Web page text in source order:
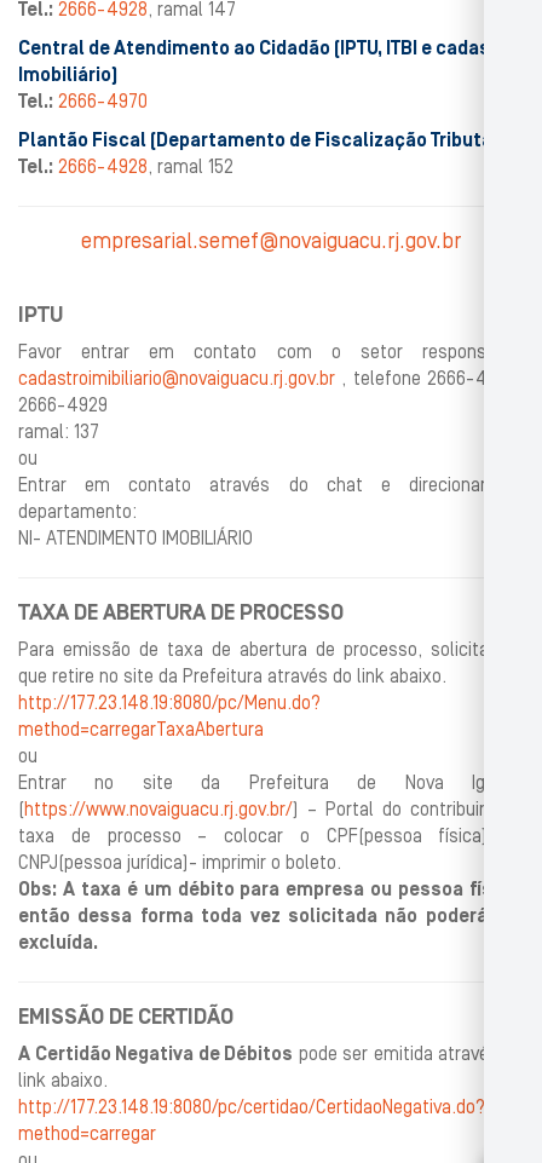
Tel.: 2666-4928, ramal 147
Central de Atendimento ao Cidadão (IPTU, ITBI e cadastro
Imobiliário)
Tel.: 2666-4970
Plantão Fiscal (Departamento de Fiscalização Tributária)
Tel.: 2666-4928, ramal 152
empresarial.semef@novaiguacu.rj.gov.br
IPTU
Favor entrar em contato com o setor responsável:
cadastroimibiliario@novaiguacu.rj.gov.br , telefone 2666-4928/
2666-4929
ramal: 137
ou
Entrar em contato através do chat e direcionar ao
departamento:
NI- ATENDIMENTO IMOBILIÁRIO
TAXA DE ABERTURA DE PROCESSO
Para emissão de taxa de abertura de processo, solicitamos
que retire no site da Prefeitura através do link abaixo.
http://177.23.148.19:8080/pc/Menu.do?
method=carregarTaxaAbertura
ou
Entrar no site da Prefeitura de Nova Iguaçu
https://www.novaiguacu.rj.gov.br/ ) – Portal do contribuinte –
taxa de processo – colocar o CPF(pessoa física) ou
CNPJ(pessoa jurídica)- imprimir o boleto.
Obs: A taxa é um débito para empresa ou pessoa física,
então dessa forma toda vez solicitada não poderá ser
excluída.
EMISSÃO DE CERTIDÃO
A Certidão Negativa de Débitos pode ser emitida através do
link abaixo.
http://177.23.148.19:8080/pc/certidao/CertidaoNegativa.do?
method=carregar